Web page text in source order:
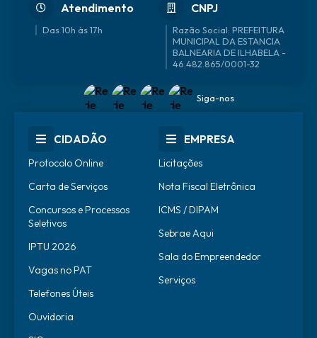
Atendimento
Das 10h às 17h
CNPJ
46.482.865/0001-32
Siga-nos
CIDADÃO
Protocolo Online
Carta de Serviços
Concursos e Processos
Seletivos
IPTU 2026
Vagas no PAT
Telefones Úteis
Ouvidoria
EMPRESA
Licitações
Nota Fiscal Eletrônica
ICMS / DIPAM
Sebrae Aqui
Sala do Empreendedor
Serviços